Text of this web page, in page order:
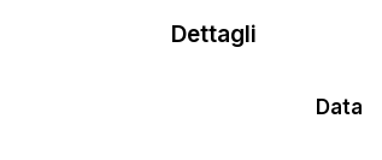
Dettagli
Data